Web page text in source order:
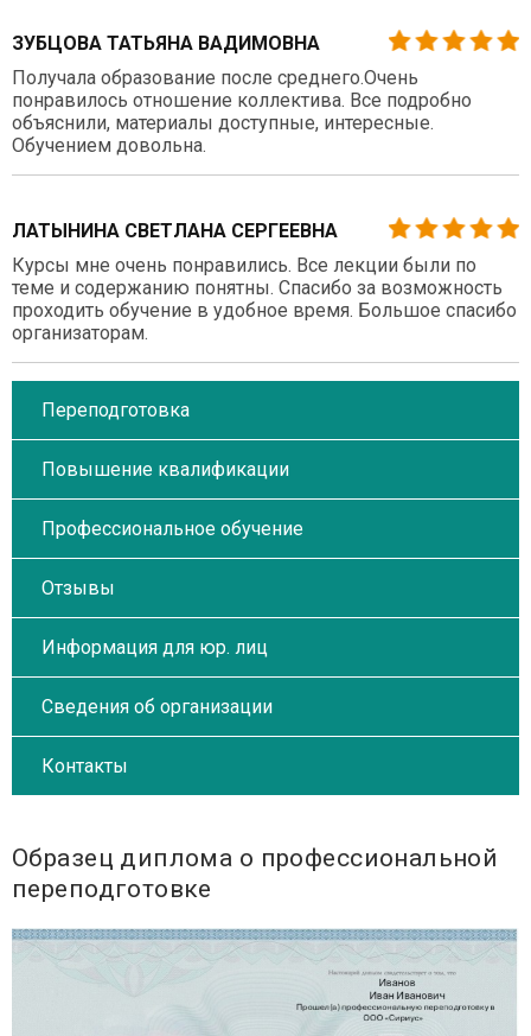
ЗУБЦОВА ТАТЬЯНА ВАДИМОВНА
Получала образование после среднего.Очень
понравилось отношение коллектива. Все подробно
объяснили, материалы доступные, интересные.
Обучением довольна.
ЛАТЫНИНА СВЕТЛАНА СЕРГЕЕВНА
Курсы мне очень понравились. Все лекции были по
теме и содержанию понятны. Спасибо за возможность
проходить обучение в удобное время. Большое спасибо
организаторам.
Переподготовка
Повышение квалификации
Профессиональное обучение
Отзывы
Информация для юр. лиц
Сведения об организации
Контакты
Образец диплома о профессиональной
переподготовке